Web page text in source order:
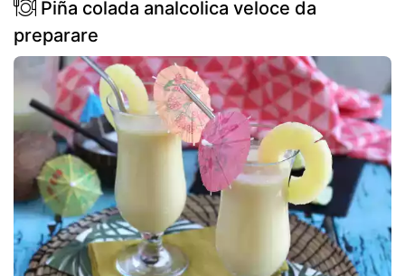
Piña colada analcolica veloce da
preparare